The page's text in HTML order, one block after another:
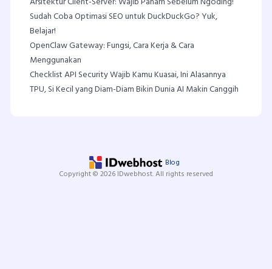
Sudah Coba Optimasi SEO untuk DuckDuckGo? Yuk,
Belajar!
OpenClaw Gateway: Fungsi, Cara Kerja & Cara
Menggunakan
Checklist API Security Wajib Kamu Kuasai, Ini Alasannya
TPU, Si Kecil yang Diam-Diam Bikin Dunia AI Makin Canggih
Blog
Copyright © 2026 IDwebhost. All rights reserved